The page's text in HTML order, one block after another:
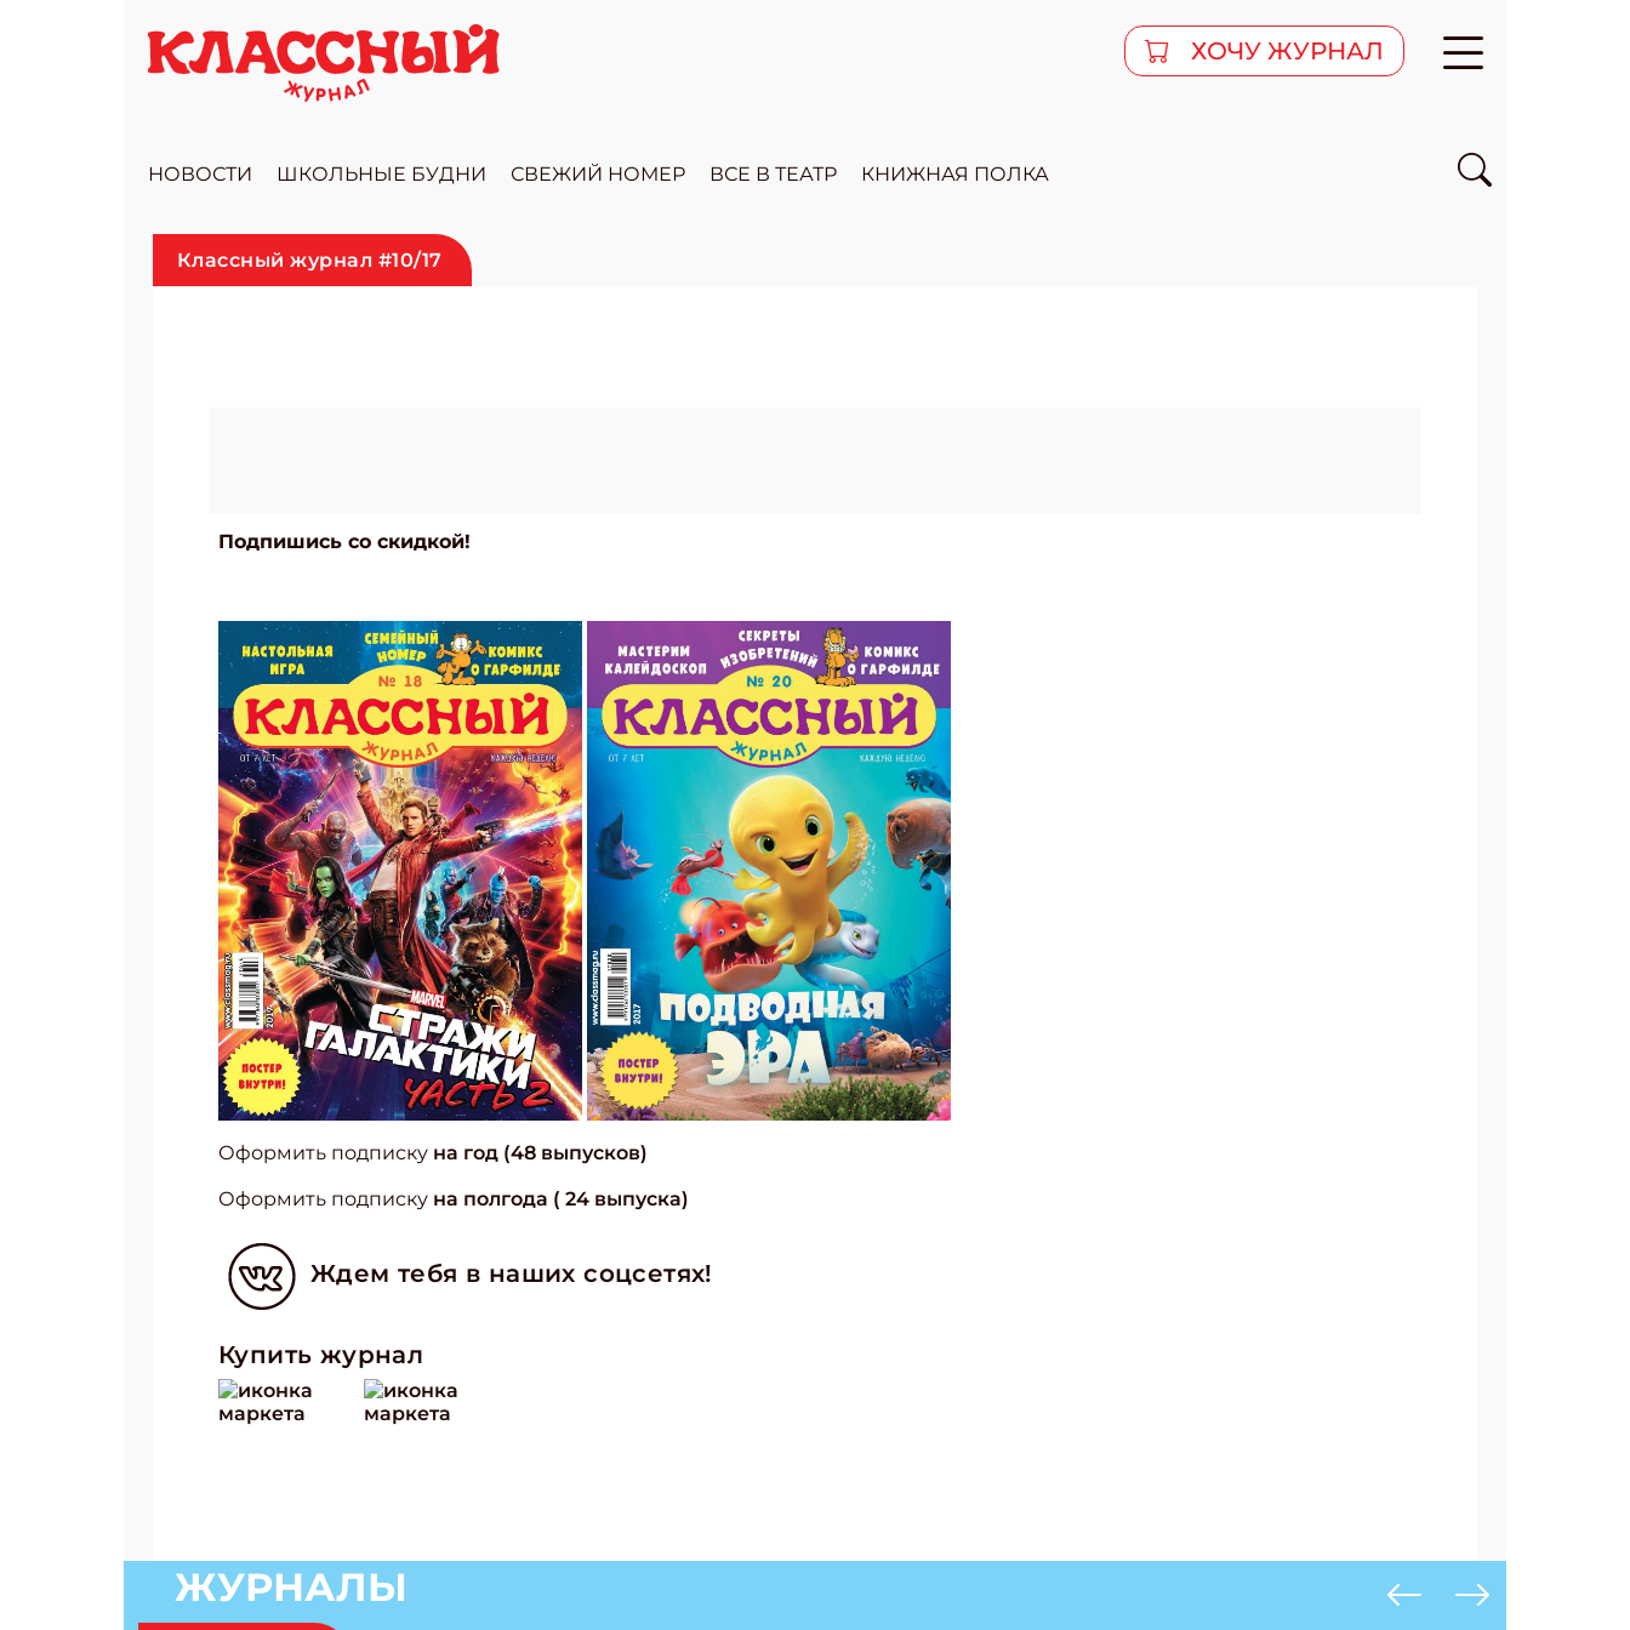
ХОЧУ ЖУРНАЛ
НОВОСТИ ШКОЛЬНЫЕ БУДНИ СВЕЖИЙ НОМЕР ВСЕ В ТЕАТР КНИЖНАЯ ПОЛКА
Классный журнал #10/17
Подпишись со скидкой!
Оформить подписку на год (48 выпусков)
Оформить подписку на полгода ( 24 выпуска)
Ждем тебя в наших соцсетях!
Купить журнал
ЖУРНАЛЫ